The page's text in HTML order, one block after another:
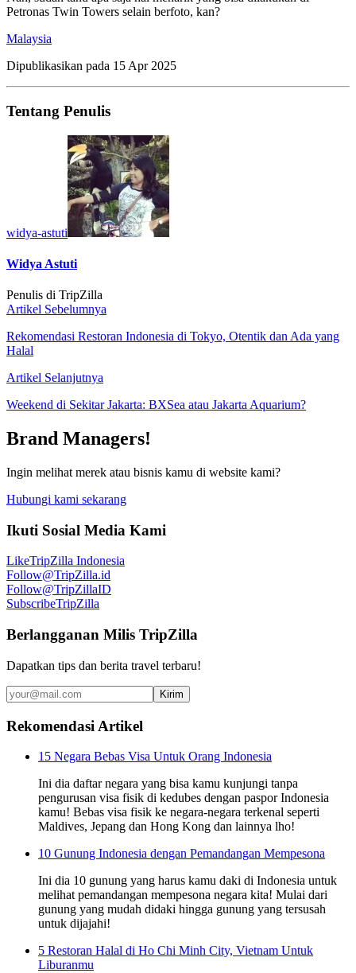
Petronas Twin Towers selain berfoto, kan?
Malaysia
Dipublikasikan pada 15 Apr 2025
Tentang Penulis
widya-astuti
Widya Astuti
Penulis di TripZilla
Artikel Sebelumnya
Rekomendasi Restoran Indonesia di Tokyo, Otentik dan Ada yang
Halal
Artikel Selanjutnya
Weekend di Sekitar Jakarta: BXSea atau Jakarta Aquarium?
Brand Managers!
Ingin melihat merek atau bisnis kamu di website kami?
Hubungi kami sekarang
Ikuti Sosial Media Kami
LikeTripZilla Indonesia
Follow@TripZilla.id
Follow@TripZillaID
SubscribeTripZilla
Berlangganan Milis TripZilla
Dapatkan tips dan berita travel terbaru!
Kirim
Rekomendasi Artikel
15 Negara Bebas Visa Untuk Orang Indonesia
Ini dia daftar negara yang bisa kamu kunjungi tanpa
pengurusan visa fisik di kedubes dengan paspor Indonesia
kamu! Bebas visa fisik ke negara-negara terkenal seperti
Maldives, Jepang dan Hong Kong dan lainnya lho!
10 Gunung Indonesia dengan Pemandangan Mempesona
Ini dia 10 gunung yang harus kamu daki di Indonesia untuk
melihat pemandangan mempesona negara kita! Mulai dari
gunung yang mudah didaki hingga gunung yang tersusah
untuk dijajahi!
5 Restoran Halal di Ho Chi Minh City, Vietnam Untuk
Liburanmu